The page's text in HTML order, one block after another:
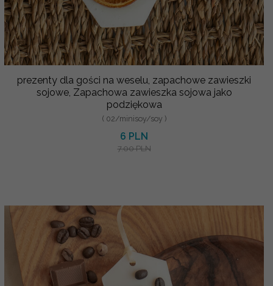
prezenty dla gości na weselu, zapachowe zawieszki
sojowe, Zapachowa zawieszka sojowa jako
podziękowa
( 02/minisoy/soy )
6 PLN
7.00 PLN